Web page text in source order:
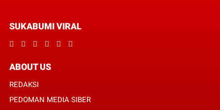
SUKABUMI VIRAL
ABOUT US
REDAKSI
PEDOMAN MEDIA SIBER